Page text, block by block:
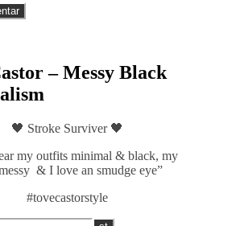
– Messy Black
🖤 Stroke Surviver 🖤
my outfits minimal & black, my
& I love an smudge eye”
#tovecastorstyle